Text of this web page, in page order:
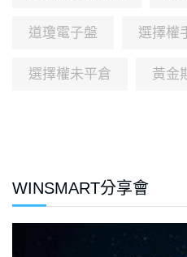
道瓊電子盤 選擇權
選擇權未平倉 黃金
WINSMART分享會